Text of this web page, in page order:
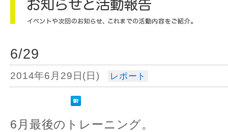
6/29
2014年6月29日(日) レポート
6月最後のトレーニング。